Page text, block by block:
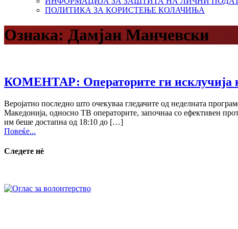
ПОЛИТИКА ЗА КОРИСТЕЊЕ КОЛАЧИЊА
Ознака: Дамјан Манчевски
КОМЕНТАР: Операторите ги исклучија
Веројатно последно што очекуваа гледачите од неделната
Македонија, односно ТВ операторите, започнаа со ефективен
им беше достапна од 18:10 до […]
Повеќе...
Следете нѐ